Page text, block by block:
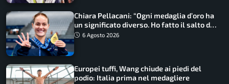
Chiara Pellacani: “Ogni medaglia d’oro ha
un significato diverso. Ho fatto il salto di
qualità”
6 Agosto 2026
Europei tuffi, Wang chiude ai piedi del
podio: Italia prima nel medagliere